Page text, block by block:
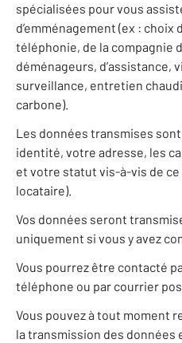
spécialisées pour vous
d’emménagement (ex : choix
téléphonie, de la compagnie
déménageurs, d’assistance,
surveillance, entretien
carbone).
Les données transmises
identité, votre adresse, les
et votre statut vis-à-vis de
locataire).
Vos données seront
uniquement si vous y avez
Vous pourrez être contacté
téléphone ou par courrier
Vous pouvez à tout moment
la transmission des données